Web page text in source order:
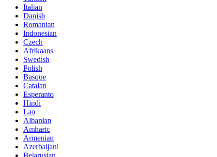
Italian
Danish
Romanian
Indonesian
Czech
Afrikaans
Swedish
Polish
Basque
Catalan
Esperanto
Hindi
Lao
Albanian
Amharic
Armenian
Azerbaijani